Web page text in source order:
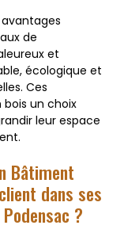
de
et
écologique et
Ces
un choix
leur espace
Bâtiment
dans ses
?